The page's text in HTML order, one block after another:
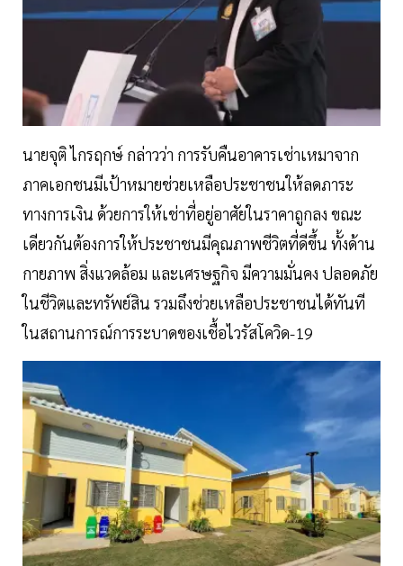
นายจุติ ไกรฤกษ์ กล่าวว่า การรับคืนอาคารเช่าเหมาจาก
ภาคเอกชนมีเป้าหมายช่วยเหลือประชาชนให้ลดภาระ
ทางการเงิน ด้วยการให้เช่าที่อยู่อาศัยในราคาถูกลง ขณะ
เดียวกันต้องการให้ประชาชนมีคุณภาพชีวิตที่ดีขึ้น ทั้งด้าน
กายภาพ สิ่งแวดล้อม และเศรษฐกิจ มีความมั่นคง ปลอดภัย
ในชีวิตและทรัพย์สิน รวมถึงช่วยเหลือประชาชนได้ทันที
ในสถานการณ์การระบาดของเชื้อไวรัสโควิด-19